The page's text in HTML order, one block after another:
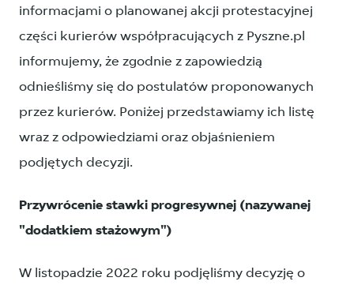
informacjami o planowanej akcji protestacyjnej
części kurierów współpracujących z Pyszne.pl
informujemy, że zgodnie z zapowiedzią
odnieśliśmy się do postulatów proponowanych
przez kurierów. Poniżej przedstawiamy ich listę
wraz z odpowiedziami oraz objaśnieniem
podjętych decyzji.
Przywrócenie stawki progresywnej (nazywanej
"dodatkiem stażowym")
W listopadzie 2022 roku podjęliśmy decyzję o